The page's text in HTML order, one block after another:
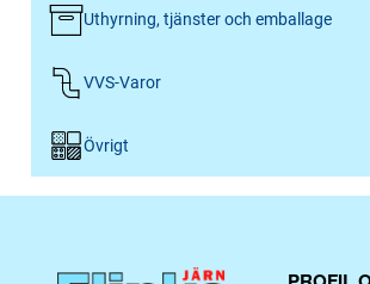
Uthyrning, tjänster och emballage
VVS-Varor
Övrigt